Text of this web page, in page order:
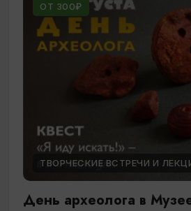
ОТ 300₽
ТВОРЧЕСКИЕ ВСТРЕЧИ И
День археолога в